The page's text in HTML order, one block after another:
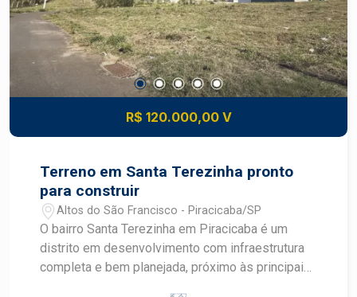
proximidade de escolas, supermercados,
transportes, serviços e lazer comunitário
Construa o imóvel dos seus sonhos com
segurança e excelente potencial de valorização.
Construa seu futuro com quem é agente de
desenvolvimento do mercado imobiliário de
Piracicaba. Agende sua visita.
R$ 120.000,00 V
Terreno em Santa Terezinha pronto
para construir
Altos do São Francisco - Piracicaba/SP
O bairro Santa Terezinha em Piracicaba é um
distrito em desenvolvimento com infraestrutura
completa e bem planejada, próximo às principais